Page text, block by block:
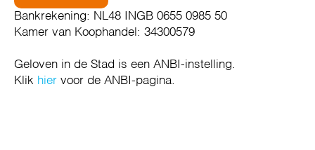
Bankrekening: NL48 INGB 0655 0985 50
Kamer van Koophandel: 34300579
Geloven in de Stad is een ANBI-instelling.
Klik hier voor de ANBI-pagina.